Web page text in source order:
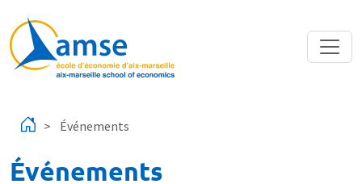
Événements
Événements